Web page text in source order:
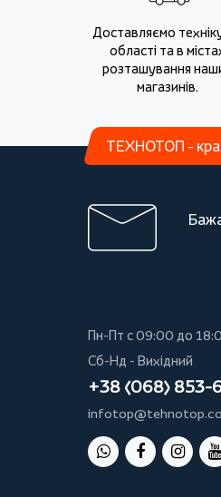
Доставляємо
області та в
розташування
магазинів.
ТЕХНОТОП -
Пн-Пт с 09:00 до
Сб-Нд - Вихідний
+38 (068) 853-